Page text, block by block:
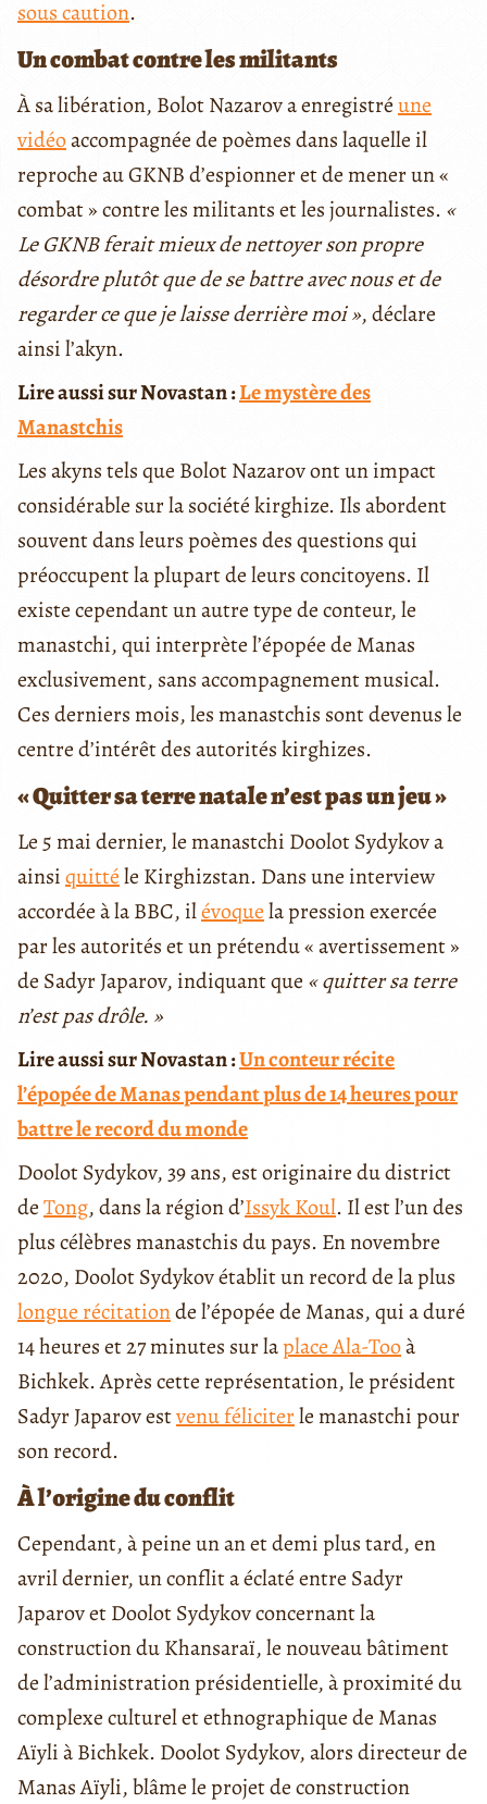
sous caution.
Un combat contre les militants
À sa libération, Bolot Nazarov a enregistréune
vidéoaccompagnée de poèmes dans laquelle il
reproche au GKNB d’espionner et de mener un «
combat » contre les militants et les journalistes. «
Le GKNB ferait mieux de nettoyer son propre
désordre plutôt que de se battre avec nous et de
regarder ce que je laisse derrière moi », déclare
ainsi l’akyn.
Lire aussi sur Novastan :Le mystère des
Manastchis
Les akyns tels que Bolot Nazarov ont un impact
considérable sur la société kirghize. Ils abordent
souvent dans leurs poèmes des questions qui
préoccupent la plupart de leurs concitoyens. Il
existe cependant un autre type de conteur, le
manastchi, qui interprète l’épopée de Manas
exclusivement, sans accompagnement musical.
Ces derniers mois, les manastchis sont devenus le
centre d’intérêt des autorités kirghizes.
« Quitter sa terre natale n’est pas un jeu »
Le 5 mai dernier, le manastchi Doolot Sydykov a
ainsiquittéle Kirghizstan. Dans une interview
accordée à la BBC, ilévoquela pression exercée
par les autorités et un prétendu « avertissement »
de Sadyr Japarov, indiquant que « quitter sa terre
n’est pas drôle. »
Lire aussi sur Novastan :Un conteur récite
l’épopée de Manas pendant plus de 14 heures pour
battre le record du monde
Doolot Sydykov, 39 ans, est originaire du district
deTong, dans la région d’Issyk Koul. Il est l’un des
plus célèbres manastchis du pays. En novembre
2020, Doolot Sydykov établit un record de la plus
longue récitationde l’épopée de Manas, qui a duré
14 heures et 27 minutes sur laplace Ala-Tooà
Bichkek. Après cette représentation, le président
Sadyr Japarov estvenu féliciterle manastchi pour
son record.
À l’origine du conflit
Cependant, à peine un an et demi plus tard, en
avril dernier, un conflit a éclaté entre Sadyr
Japarov et Doolot Sydykov concernant la
construction du Khansaraï, le nouveau bâtiment
de l’administration présidentielle, à proximité du
complexe culturel et ethnographique de Manas
Aïyli à Bichkek. Doolot Sydykov, alors directeur de
Manas Aïyli, blâme le projet de construction